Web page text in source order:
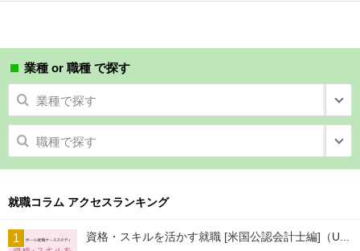
業種 or 職種 で探す
業種で探す
職種で探す
就職コラム アクセスランキング
資格・スキルを活かす就職 [米国公認会計士編]（U...